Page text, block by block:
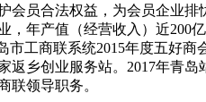
会员合法权益，为会员企业
年产值（经营收入）近200
市工商联系统2015年度五好
乡创业服务站。2017年青
联领导职务。